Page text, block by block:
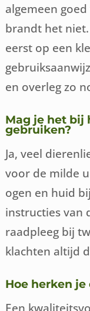
algemeen
brandt het
eerst op een
en overleg zo
Mag je het bij
gebruiken?
Ja, veel
voor de milde
ogen en huid
instructies van
raadpleeg bij
klachten altijd
Hoe herken
Een